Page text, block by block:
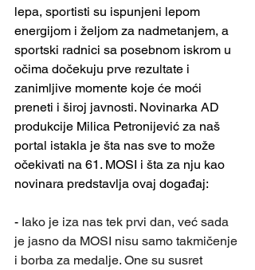
lepa, sportisti su ispunjeni lepom
energijom i željom za nadmetanjem, a
sportski radnici sa posebnom iskrom u
očima dočekuju prve rezultate i
zanimljive momente koje će moći
preneti i široj javnosti. Novinarka AD
produkcije Milica Petronijević za naš
portal istakla je šta nas sve to može
očekivati na 61. MOSI i šta za nju kao
novinara predstavlja ovaj događaj:
- Iako je iza nas tek prvi dan, već sada
je jasno da MOSI nisu samo takmičenje
i borba za medalje. One su susret